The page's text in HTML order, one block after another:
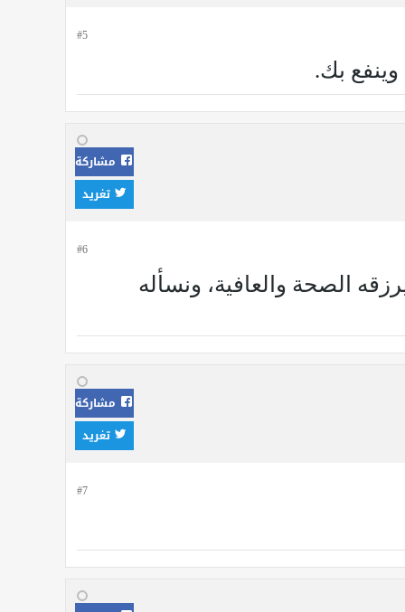
#5
بك.
مشاركة
تغريد
#6
الصحة والعافية، ونسأله
مشاركة
تغريد
#7